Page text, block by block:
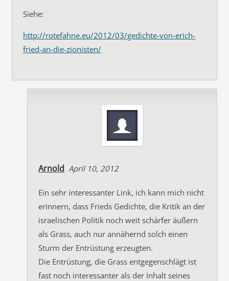
Siehe:
http://rotefahne.eu/2012/03/gedichte-von-erich-
fried-an-die-zionisten/
Arnold April 10, 2012
Ein sehr interessanter Link, ich kann mich nicht
erinnern, dass Frieds Gedichte, die Kritik an der
israelischen Politik noch weit schärfer äußern
als Grass, auch nur annähernd solch einen
Sturm der Entrüstung erzeugten.
Die Entrüstung, die Grass entgegenschlägt ist
fast noch interessanter als der Inhalt seines